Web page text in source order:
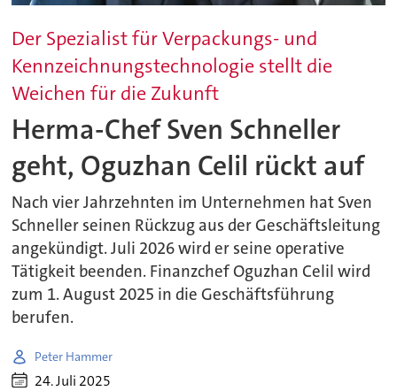
Der Spezialist für Verpackungs- und
Kennzeichnungstechnologie stellt die
Weichen für die Zukunft
Herma-Chef Sven Schneller
geht, Oguzhan Celil rückt auf
Nach vier Jahrzehnten im Unternehmen hat Sven
Schneller seinen Rückzug aus der Geschäftsleitung
angekündigt. Juli 2026 wird er seine operative
Tätigkeit beenden. Finanzchef Oguzhan Celil wird
zum 1. August 2025 in die Geschäftsführung
berufen.
Peter Hammer
24. Juli 2025